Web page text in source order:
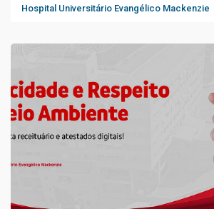
Hospital Universitário Evangélico Mackenzie